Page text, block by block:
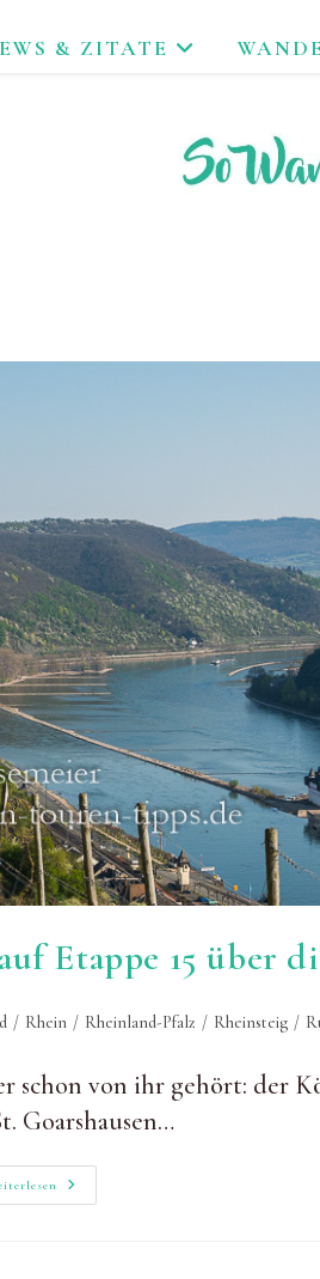
& ZITATE
Etappe 15 über
/ Rhein / Rheinland-Pfalz / Rheinsteig /
schon von ihr gehört: der
Goarshausen…
Rheinsteig
Königsetappe: